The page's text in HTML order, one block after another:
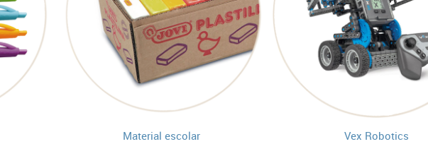
Material escolar Vex Robotics